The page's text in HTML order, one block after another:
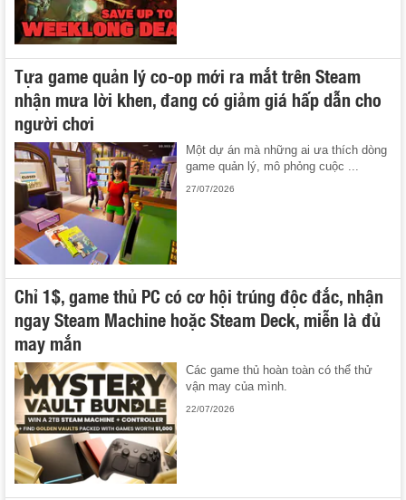
Tựa game quản lý co-op mới ra mắt trên Steam
nhận mưa lời khen, đang có giảm giá hấp dẫn cho
người chơi
Một dự án mà những ai ưa thích dòng
game quản lý, mô phỏng cuộc ...
27/07/2026
Chỉ 1$, game thủ PC có cơ hội trúng độc đắc, nhận
ngay Steam Machine hoặc Steam Deck, miễn là đủ
may mắn
Các game thủ hoàn toàn có thể thử
vận may của mình.
22/07/2026